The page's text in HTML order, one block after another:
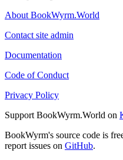
About BookWyrm.World
Contact site admin
Documentation
Code of Conduct
Privacy Policy
Support BookWyrm.World on
BookWyrm's source code is
report issues on GitHub.